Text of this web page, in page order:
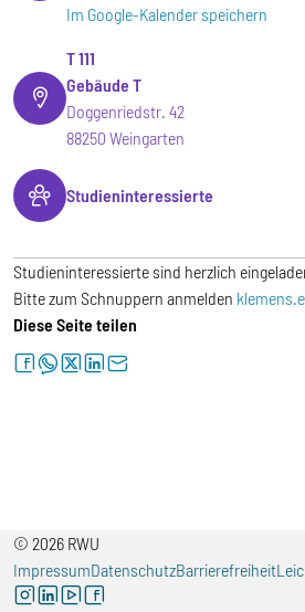
Im Google-Kalender speichern
T 111
Gebäude T
Doggenriedstr. 42
88250 Weingarten
Studieninteressierte
Studieninteressierte sind herzlich
Bitte zum Schnuppern anmelden
Diese Seite teilen
facebookwhatsapptwitterlinkedinletter
© 2026 RWU
ImpressumDatenschutzBarrierefreiheit
instagramlinkedinyoutubefacebook